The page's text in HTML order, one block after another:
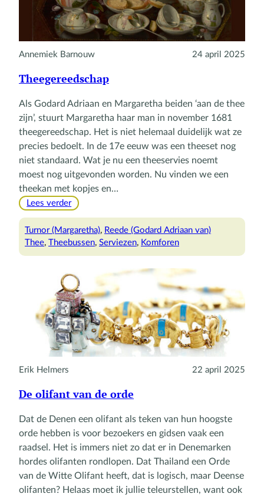
Annemiek Barnouw 24 april 2025
Theegereedschap
Als Godard Adriaan en Margaretha beiden ‘aan de thee
zijn’, stuurt Margaretha haar man in november 1681
theegereedschap. Het is niet helemaal duidelijk wat ze
precies bedoelt. In de 17e eeuw was een theeset nog
niet standaard. Wat je nu een theeservies noemt
moest nog uitgevonden worden. Nu vinden we een
theekan met kopjes en…
Lees verder:
Turnor (Margaretha), Reede (Godard Adriaan van)
Thee, Theebussen, Serviezen, Komforen
Erik Helmers 22 april 2025
De olifant van de orde
Dat de Denen een olifant als teken van hun hoogste
orde hebben is voor bezoekers en gidsen vaak een
raadsel. Het is immers niet zo dat er in Denemarken
hordes olifanten rondlopen. Dat Thailand een Orde
van de Witte Olifant heeft, dat is logisch, maar Deense
olifanten? Helaas moet ik jullie teleurstellen, want ook